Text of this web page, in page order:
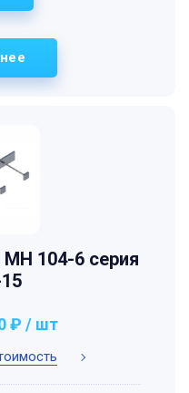
104-6 серия
₽ / шт